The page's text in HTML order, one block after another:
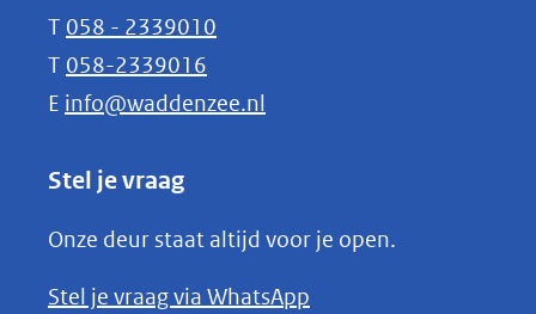
andere
website)
T 058 - 2339010
T 058-2339016
E info@waddenzee.nl
Stel je vraag
Onze deur staat altijd voor je open.
Stel je vraag via WhatsApp